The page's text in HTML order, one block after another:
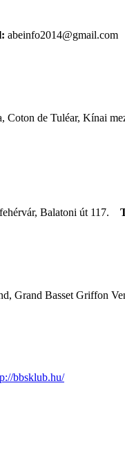
abeinfo2014@gmail.com
de Tuléar, Kínai
Balatoni út 117.
Grand Basset Griffon
bbsklub.hu/